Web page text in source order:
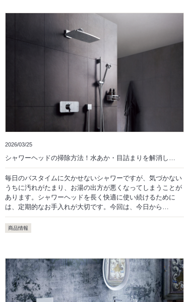
2026/03/25
シャワーヘッドの掃除方法！水あか・目詰まりを解消し…
毎日のバスタイムに欠かせないシャワーですが、気づかない
うちに汚れがたまり、お湯の出方が悪くなってしまうことが
あります。シャワーヘッドを長く快適に使い続けるために
は、定期的なお手入れが大切です。今回は、今日から…
商品情報